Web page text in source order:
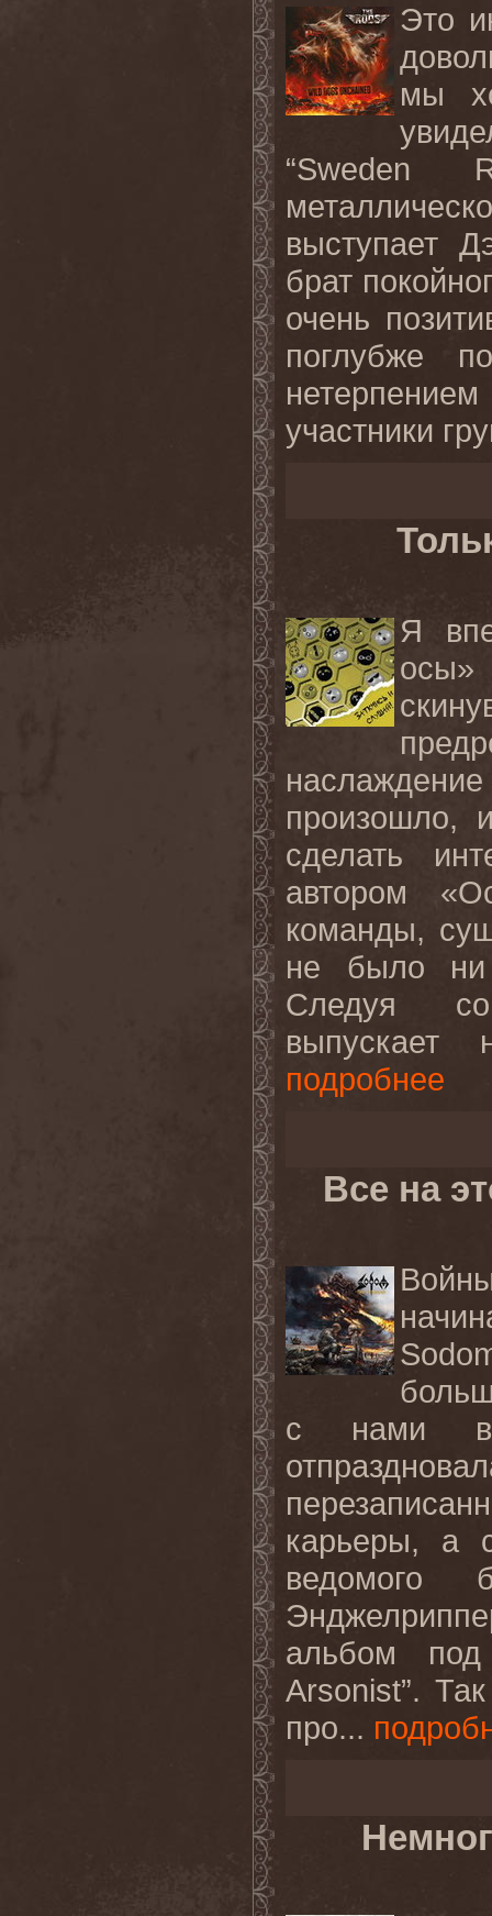
Это
мы
“Sweden
выступает
брат
очень
поглубже
участники
Я
произошло,
сделать
автором
команды,
не было ни
Следуя
выпускает
подробнее
Все на
с нами
карьеры, а
ведомого
альбом
Arsonist”.
про...